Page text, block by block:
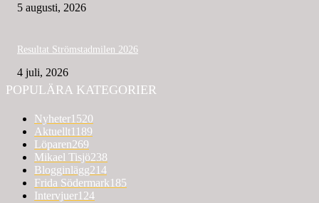
5 augusti, 2026
Resultat Strömstadmilen 2026
4 juli, 2026
POPULÄRA KATEGORIER
Nyheter1520
Aktuellt1189
Löparen269
Mikael Tisjö238
Blogginlägg214
Frida Södermark185
Intervjuer124